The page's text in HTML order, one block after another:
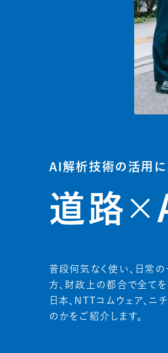
AI解析技術の活用に
道路
普段何気なく使い、日常
方、財政上の都合で全て
日本、NTTコムウェア、
のかをご紹介します。